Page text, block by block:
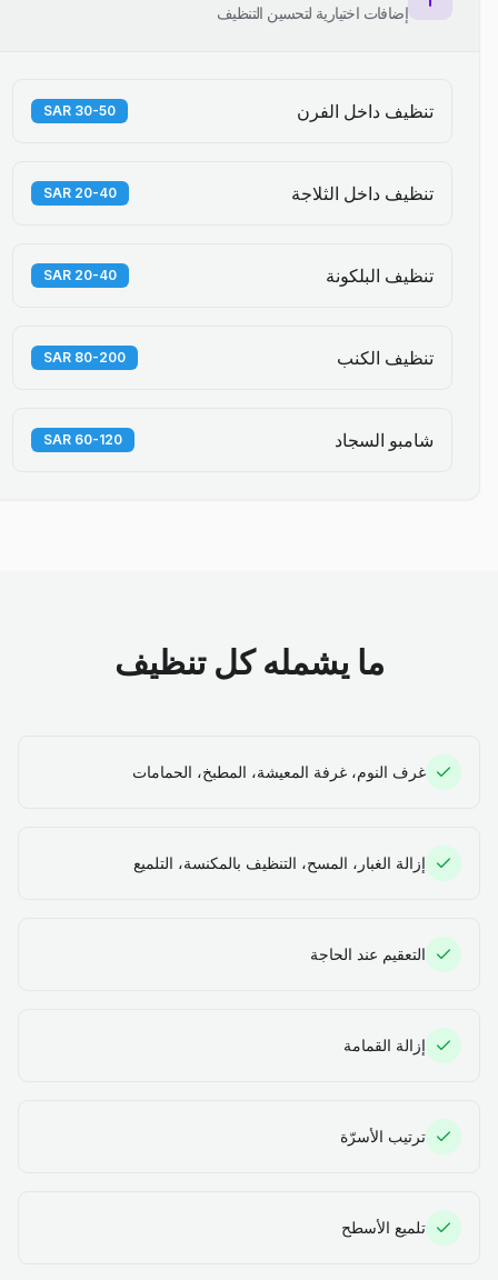
إضافات اختيارية لتحسين التنظيف
تنظيف داخل الفرن 30-50 SAR
تنظيف داخل الثلاجة 20-40 SAR
تنظيف البلكونة 20-40 SAR
تنظيف الكنب 80-200 SAR
شامبو السجاد 60-120 SAR
ما يشمله كل تنظيف
غرف النوم، غرفة المعيشة، المطبخ، الحمامات
إزالة الغبار، المسح، التنظيف بالمكنسة، التلميع
التعقيم عند الحاجة
إزالة القمامة
ترتيب الأسرّة
تلميع الأسطح